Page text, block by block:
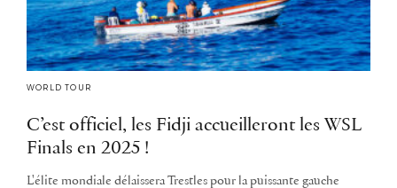
WORLD TOUR
C’est officiel, les Fidji accueilleront les WSL
Finals en 2025 !
L'élite mondiale délaissera Trestles pour la puissante gauche